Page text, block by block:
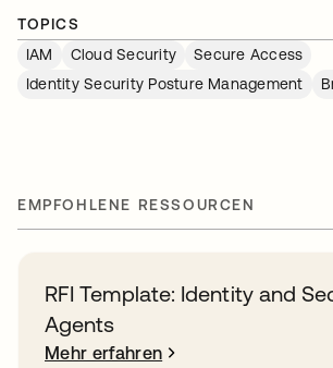
TOPICS
IAM
Cloud Security
Secure Access
Identity Security Posture Management
EMPFOHLENE RESSOURCEN
RFI Template: Identity and
Agents
Mehr erfahren